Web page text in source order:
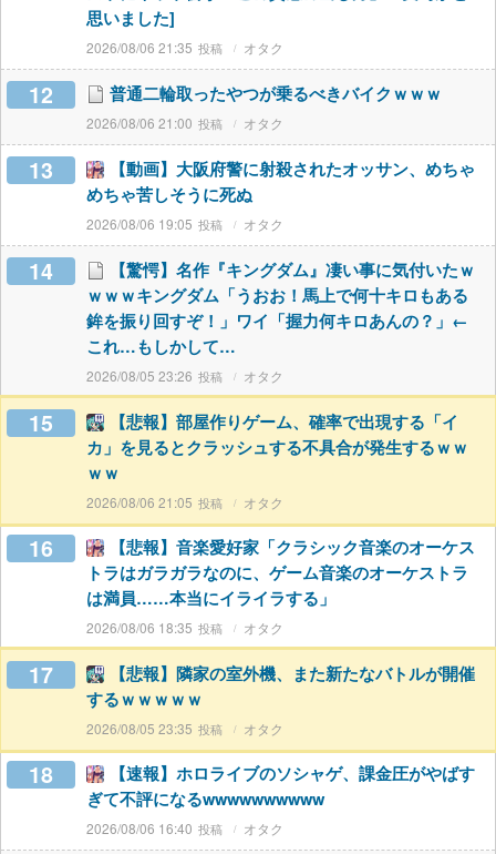
思いました]
2026/08/06 21:35 オタク
12 普通二輪取ったやつが乗るべきバイクｗｗｗ
2026/08/06 21:00 オタク
13
【動画】大阪府警に射殺されたオッサン、めちゃ
めちゃ苦しそうに死ぬ
2026/08/06 19:05 オタク
14
【驚愕】名作『キングダム』凄い事に気付いたｗ
ｗｗｗキングダム「うおお！馬上で何十キロもある
鉾を振り回すぞ！」ワイ「握力何キロあんの？」←
これ…もしかして…
2026/08/05 23:26 オタク
15
【悲報】部屋作りゲーム、確率で出現する「イ
カ」を見るとクラッシュする不具合が発生するｗｗ
ｗｗ
2026/08/06 21:05 オタク
16
【悲報】音楽愛好家「クラシック音楽のオーケス
トラはガラガラなのに、ゲーム音楽のオーケストラ
は満員……本当にイライラする」
2026/08/06 18:35 オタク
17
【悲報】隣家の室外機、また新たなバトルが開催
するｗｗｗｗｗ
2026/08/05 23:35 オタク
18
【速報】ホロライブのソシャゲ、課金圧がやばす
ぎて不評になるwwwwwwwwww
2026/08/06 16:40 オタク